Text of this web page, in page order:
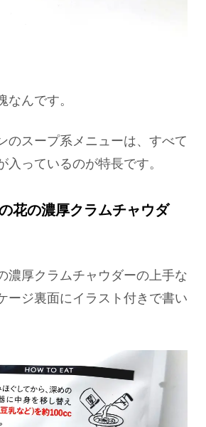
なんです。
のスープ系メニューは、すべて
入っているのが特長です。
花の濃厚クラムチャウダ
濃厚クラムチャウダーの上手な
ージ裏面にイラスト付きで書い